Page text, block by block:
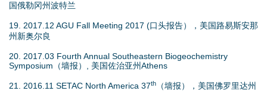
国俄勒冈州波特兰
19. 2017.12 AGU Fall Meeting 2017 (口头报告），美国路易斯安那
州新奥尔良
20. 2017.03 Fourth Annual Southeastern Biogeochemistry
Symposium（墙报）, 美国佐治亚州Athens
21. 2016.11 SETAC North America 37th
（墙报），美国佛罗里达州